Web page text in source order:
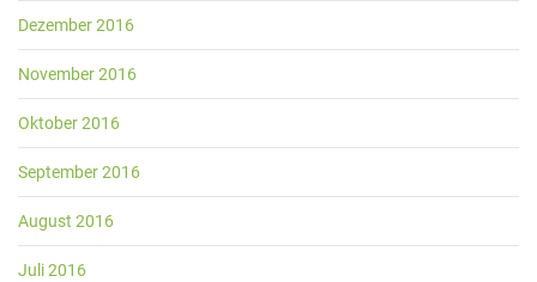
Dezember 2016
November 2016
Oktober 2016
September 2016
August 2016
Juli 2016